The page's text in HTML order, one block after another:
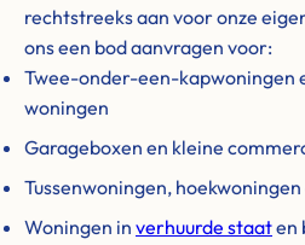
rechtstreeks aan voor onze
ons een bod aanvragen voor:
Twee-onder-een-kapwoningen
woningen
Garageboxen en kleine
Tussenwoningen,
Woningen in verhuurde staaten